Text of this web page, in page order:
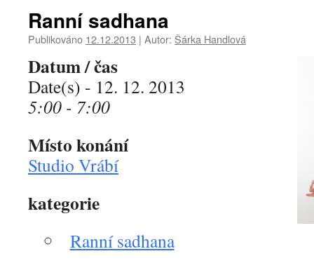
Ranní sadhana
Publikováno 12.12.2013 | Autor: Šárka Handlová
Datum / čas
Date(s) - 12. 12. 2013
5:00 - 7:00
Místo konání
Studio Vrábí
kategorie
Ranní sadhana